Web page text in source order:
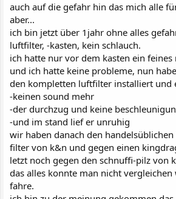
auch auf die gefahr hin das mich alle
aber...
ich bin jetzt über 1jahr ohne alles
luftfilter, -kasten, kein schlauch.
ich hatte nur vor dem kasten ein feines
und ich hatte keine probleme, nun
den kompletten luftfilter installiert und
-keinen sound mehr
-der durchzug und keine
-und im stand lief er unruhig
wir haben danach den
filter von k&n und gegen einen
letzt noch gegen den schnuffi-pilz von
das alles konnte man nicht
fahre.